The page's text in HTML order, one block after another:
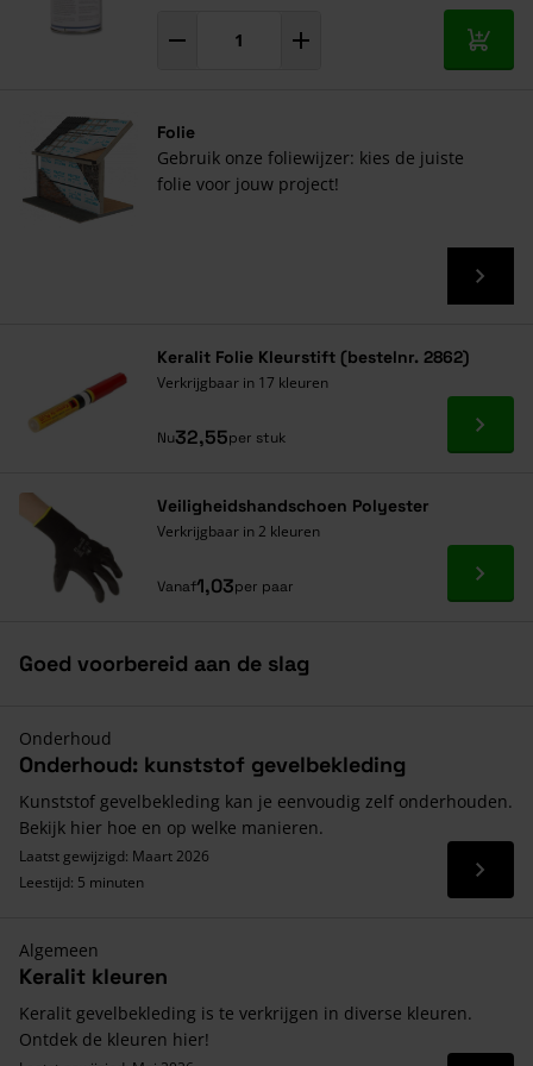
In
Folie
Gebruik onze foliewijzer: kies de juiste
folie voor jouw project!
Keralit Folie Kleurstift (bestelnr. 2862)
Verkrijgbaar in 17 kleuren
Nu32,55per stuk Ga
Veiligheidshandschoen Polyester
Verkrijgbaar in 2 kleuren
Vanaf1,03per paar Ga
Goed voorbereid aan de slag
Onderhoud
Onderhoud: kunststof gevelbekleding
Kunststof gevelbekleding kan je eenvoudig zelf onderhouden.
Bekijk hier hoe en op welke manieren.
Laatst gewijzigd: Maart 2026
Leestijd: 5 minuten
Lees
Algemeen
Keralit kleuren
Keralit gevelbekleding is te verkrijgen in diverse kleuren.
Ontdek de kleuren hier!